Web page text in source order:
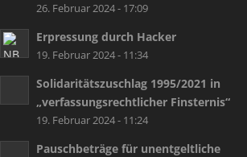
26. Februar 2024 - 17:09
Erpressung durch Hacker
19. Februar 2024 - 11:34
Solidaritätszuschlag 1995/2021 in
„verfassungsrechtlicher Finsternis“
19. Februar 2024 - 11:24
Pauschbeträge für unentgeltliche